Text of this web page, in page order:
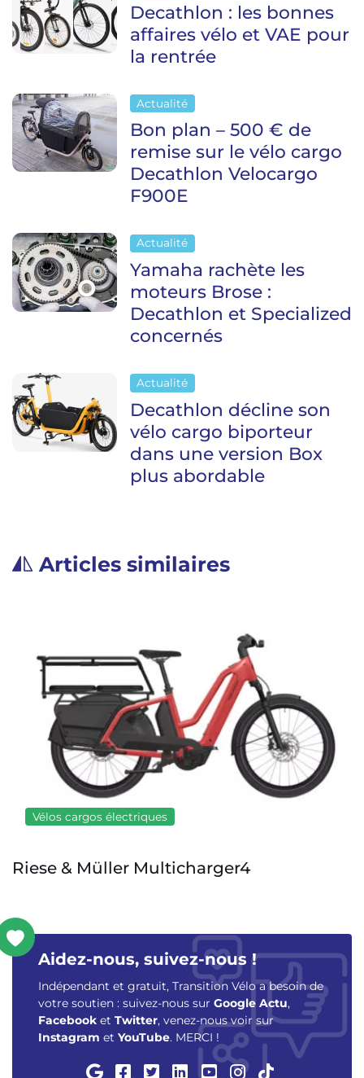
Decathlon : les bonnes
affaires vélo et VAE pour
la rentrée
Actualité
Bon plan – 500 € de
remise sur le vélo cargo
Decathlon Velocargo
F900E
Actualité
Yamaha rachète les
moteurs Brose :
Decathlon et Specialized
concernés
Actualité
Decathlon décline son
vélo cargo biporteur
dans une version Box
plus abordable
Articles similaires
Vélos cargos électriques
UTO OG200
Aidez-nous, suivez-nous !
Indépendant et gratuit, Transition Vélo a besoin de
votre soutien : suivez-nous sur Google Actu,
Facebook et Twitter, venez-nous voir sur
Instagram et YouTube. MERCI !